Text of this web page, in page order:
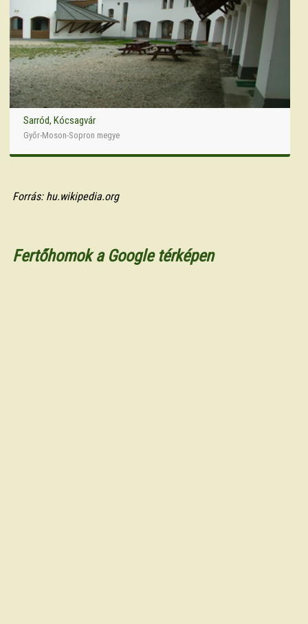
Sarród, Kócsagvár
Győr-Moson-Sopron megye
Forrás: hu.wikipedia.org
Fertőhomok a Google térképen